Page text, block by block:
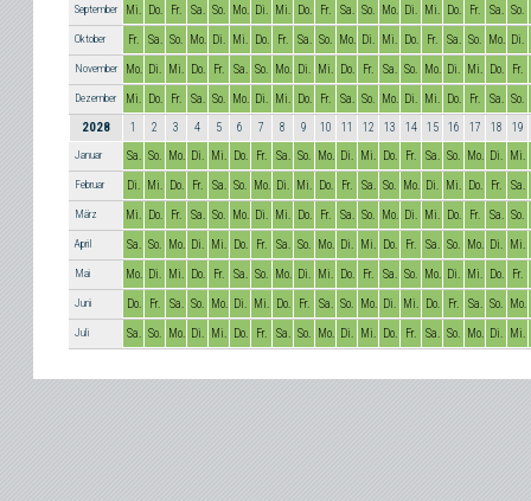
September Mi. Do. Fr. Sa. So. Mo. Di. Mi. Do. Fr. Sa. So. Mo. Di. Mi. Do. Fr. Sa. So.
Oktober Fr. Sa. So. Mo. Di. Mi. Do. Fr. Sa. So. Mo. Di. Mi. Do. Fr. Sa. So. Mo. Di.
November Mo. Di. Mi. Do. Fr. Sa. So. Mo. Di. Mi. Do. Fr. Sa. So. Mo. Di. Mi. Do. Fr.
Dezember Mi. Do. Fr. Sa. So. Mo. Di. Mi. Do. Fr. Sa. So. Mo. Di. Mi. Do. Fr. Sa. So.
2028 1 2 3 4 5 6 7 8 9 10 11 12 13 14 15 16 17 18 19
Januar Sa. So. Mo. Di. Mi. Do. Fr. Sa. So. Mo. Di. Mi. Do. Fr. Sa. So. Mo. Di. Mi.
Februar Di. Mi. Do. Fr. Sa. So. Mo. Di. Mi. Do. Fr. Sa. So. Mo. Di. Mi. Do. Fr. Sa.
März Mi. Do. Fr. Sa. So. Mo. Di. Mi. Do. Fr. Sa. So. Mo. Di. Mi. Do. Fr. Sa. So.
April Sa. So. Mo. Di. Mi. Do. Fr. Sa. So. Mo. Di. Mi. Do. Fr. Sa. So. Mo. Di. Mi.
Mai Mo. Di. Mi. Do. Fr. Sa. So. Mo. Di. Mi. Do. Fr. Sa. So. Mo. Di. Mi. Do. Fr.
Juni Do. Fr. Sa. So. Mo. Di. Mi. Do. Fr. Sa. So. Mo. Di. Mi. Do. Fr. Sa. So. Mo.
Juli Sa. So. Mo. Di. Mi. Do. Fr. Sa. So. Mo. Di. Mi. Do. Fr. Sa. So. Mo. Di. Mi.